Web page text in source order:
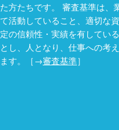
た方たちです。 審査基準は、
て活動していること、適切な
定の信頼性・実績を有してい
とし、人となり、仕事への考
ます。［→審査基準］